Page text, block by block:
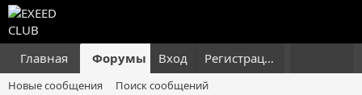
Главная Форумы Что нового?
Вход Регистрация
Новые сообщения Поиск сообщений